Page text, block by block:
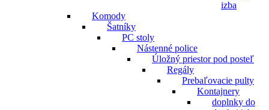
izba
Komody
Šatníky
PC stoly
Nástenné police
Úložný priestor pod posteľ
Regály
Prebaľovacie pulty
Kontajnery
doplnky do